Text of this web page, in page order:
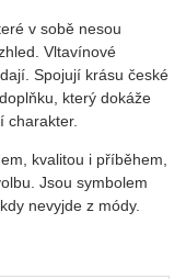
v sobě nesou
Vltavínové
Spojují krásu české
který dokáže
charakter.
kvalitou i příběhem,
Jsou symbolem
nevyjde z módy.